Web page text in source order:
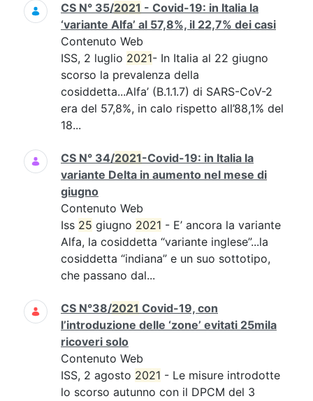
CS N° 35/2021 - Covid-19: in Italia la
‘variante Alfa’ al 57,8%, il 22,7% dei casi
Contenuto Web
ISS, 2 luglio 2021- In Italia al 22 giugno
scorso la prevalenza della
cosiddetta...Alfa’ (B.1.1.7) di SARS-CoV-2
era del 57,8%, in calo rispetto all’88,1% del
18...
CS N° 34/2021-Covid-19: in Italia la
variante Delta in aumento nel mese di
giugno
Contenuto Web
Iss 25 giugno 2021 - E’ ancora la variante
Alfa, la cosiddetta “variante inglese”...la
cosiddetta “indiana” e un suo sottotipo,
che passano dal...
CS N°38/2021 Covid-19, con
l’introduzione delle ‘zone’ evitati 25mila
ricoveri solo
Contenuto Web
ISS, 2 agosto 2021 - Le misure introdotte
lo scorso autunno con il DPCM del 3